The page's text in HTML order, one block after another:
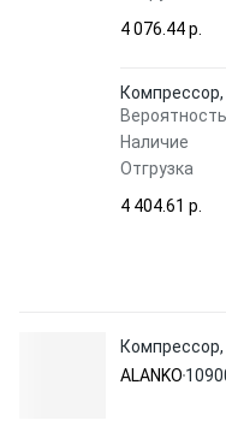
4 076.44 p.
Вероятность
Наличие
Отгрузка
4 404.61 p.
Компрессор,
ALANKO